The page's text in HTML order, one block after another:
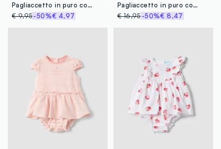
Pagliaccetto in puro cotone bianco da neonata con disegni
€ 9,95-50%€ 4,97
Pagliaccetto in puro cotone multicolor da neonata con collo a volant
€ 16,95 -50%€ 8,47